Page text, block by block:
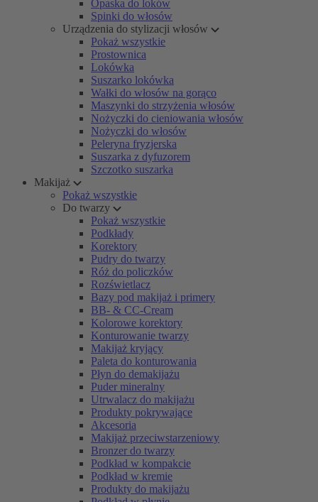
Opaska do loków
Spinki do włosów
Urządzenia do stylizacji włosów
Pokaż wszystkie
Prostownica
Lokówka
Suszarko lokówka
Wałki do włosów na gorąco
Maszynki do strzyżenia włosów
Nożyczki do cieniowania włosów
Nożyczki do włosów
Peleryna fryzjerska
Suszarka z dyfuzorem
Szczotko suszarka
Makijaż
Pokaż wszystkie
Do twarzy
Pokaż wszystkie
Podkłady
Korektory
Pudry do twarzy
Róż do policzków
Rozświetlacz
Bazy pod makijaż i primery
BB- & CC-Cream
Kolorowe korektory
Konturowanie twarzy
Makijaż kryjący
Paleta do konturowania
Płyn do demakijażu
Puder mineralny
Utrwalacz do makijażu
Produkty pokrywające
Akcesoria
Makijaż przeciwstarzeniowy
Bronzer do twarzy
Podkład w kompakcie
Podkład w kremie
Produkty do makijażu